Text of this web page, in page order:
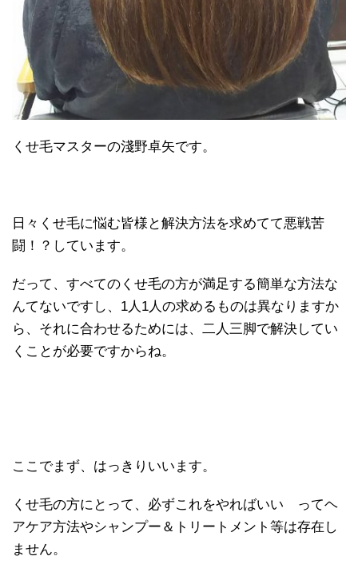
くせ毛マスターの淺野卓矢です。
日々くせ毛に悩む皆様と解決方法を求めてて悪戦苦
闘！？しています。
だって、すべてのくせ毛の方が満足する簡単な方法な
んてないですし、1人1人の求めるものは異なりますか
ら、それに合わせるためには、二人三脚で解決してい
くことが必要ですからね。
ここでまず、はっきりいいます。
くせ毛の方にとって、必ずこれをやればいい ってヘ
アケア方法やシャンプー＆トリートメント等は存在し
ません。